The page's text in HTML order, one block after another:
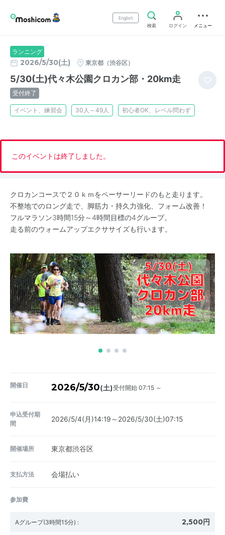
English
検索
ログイン メニュー
ランニング
2026/5/30(土) 東京都（渋谷区）
5/30(土)代々木公園クロカン部・20km走
受付終了
イベント、練習会 30人～49人 初心者OK、レベル問わず
このイベントは終了しました。
クロカンコースで２０ｋｍをペーサーリードのもと走ります。
不整地でのロング走で、脚筋力・持久力強化、フォーム改善！
フルマラソン3時間15分～4時間目標の4グループ。
走る前のウォームアップエクササイズも行います。
開催日 2026/5/30(土)受付開始 07:15 ～
申込受付期
間
2026/5/4(月)14:19～2026/5/30(土)07:15
開催場所 東京都渋谷区
支払方法 会場払い
参加費
Aグループ(3時間15分) : 2,500円